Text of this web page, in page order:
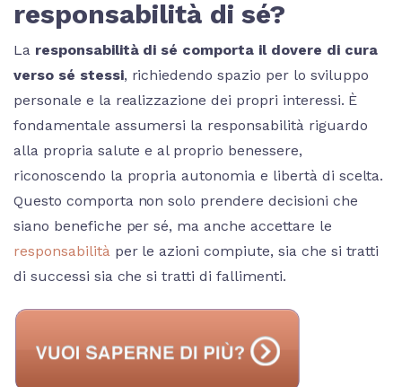
responsabilità di sé?
La responsabilità di sé comporta il dovere di cura
verso sé stessi, richiedendo spazio per lo sviluppo
personale e la realizzazione dei propri interessi. È
fondamentale assumersi la responsabilità riguardo
alla propria salute e al proprio benessere,
riconoscendo la propria autonomia e libertà di scelta.
Questo comporta non solo prendere decisioni che
siano benefiche per sé, ma anche accettare le
responsabilitàper le azioni compiute, sia che si tratti
di successi sia che si tratti di fallimenti.